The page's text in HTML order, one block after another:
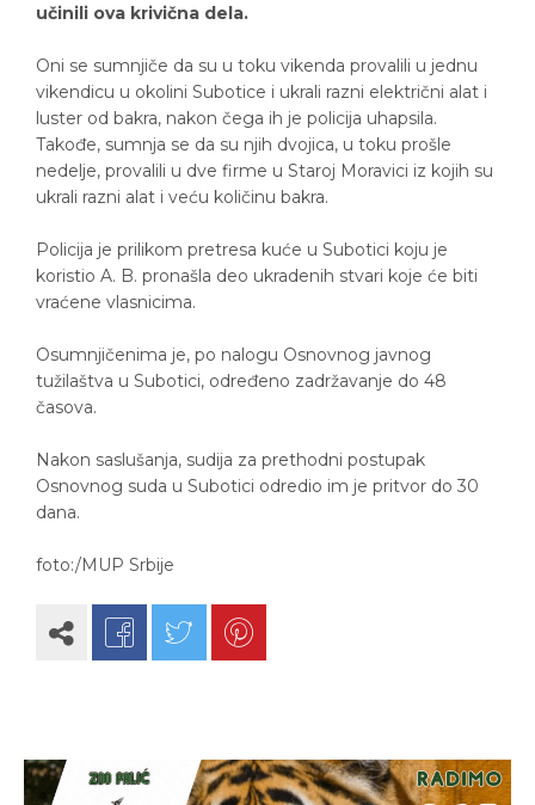
učinili ova krivična dela.
Oni se sumnjiče da su u toku vikenda provalili u jednu
vikendicu u okolini Subotice i ukrali razni električni alat i
luster od bakra, nakon čega ih je policija uhapsila.
Takođe, sumnja se da su njih dvojica, u toku prošle
nedelje, provalili u dve firme u Staroj Moravici iz kojih su
ukrali razni alat i veću količinu bakra.
Policija je prilikom pretresa kuće u Subotici koju je
koristio A. B. pronašla deo ukradenih stvari koje će biti
vraćene vlasnicima.
Osumnjičenima je, po nalogu Osnovnog javnog
tužilaštva u Subotici, određeno zadržavanje do 48
časova.
Nakon saslušanja, sudija za prethodni postupak
Osnovnog suda u Subotici odredio im je pritvor do 30
dana.
foto:/MUP Srbije